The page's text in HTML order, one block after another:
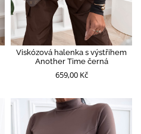
Viskózová halenka s výstřihem
Another Time černá
659,00 Kč